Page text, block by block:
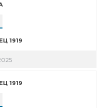
1919
1919